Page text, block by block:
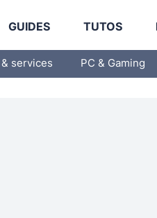
GUIDES TUTOS
services PC & Gaming